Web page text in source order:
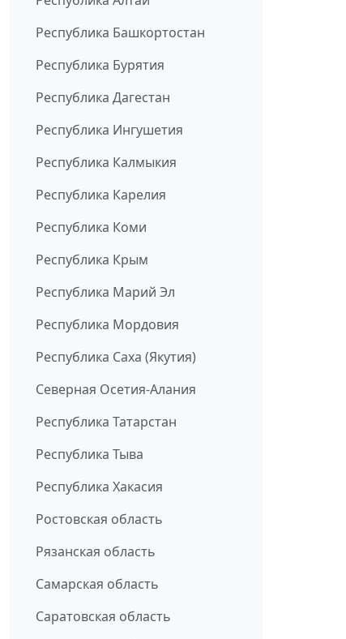
Республика Башкортостан
Республика Бурятия
Республика Дагестан
Республика Ингушетия
Республика Калмыкия
Республика Карелия
Республика Коми
Республика Крым
Республика Марий Эл
Республика Мордовия
Республика Саха (Якутия)
Северная Осетия-Алания
Республика Татарстан
Республика Тыва
Республика Хакасия
Ростовская область
Рязанская область
Самарская область
Саратовская область